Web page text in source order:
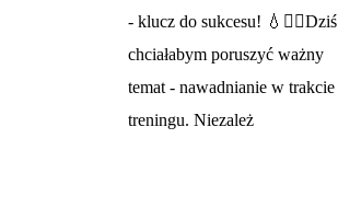
- klucz do sukcesu! 💧🏋️‍♂️Dziś
chciałabym poruszyć ważny
temat - nawadnianie w trakcie
treningu. Niezależ